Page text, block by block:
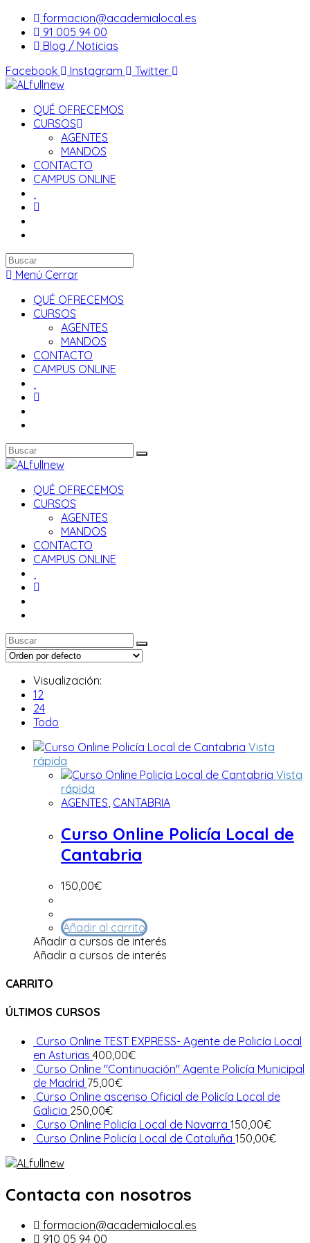
Saltar
contenido
formacion@academialocal.es
91 005 94 00
Blog / Noticias
Facebook
Instagram Twitter
QUÉ OFRECEMOS
CURSOS
AGENTES
MANDOS
CONTACTO
CAMPUS ONLINE
Buscar
en
web
Menú Cerrar
QUÉ OFRECEMOS
CURSOS
AGENTES
MANDOS
CONTACTO
CAMPUS ONLINE
QUÉ OFRECEMOS
CURSOS
AGENTES
MANDOS
CONTACTO
CAMPUS ONLINE
Visualización:
12
24
Todo
Vista
rápida
Vista
rápida
AGENTES, CANTABRIA
Curso Online Policía Local de
Cantabria
150,00€
Añadir al carrito
Añadir a cursos de interés
Añadir a cursos de interés
CARRITO
ÚLTIMOS CURSOS
Curso Online TEST EXPRESS- Agente de Policía Local
en Asturias 400,00€
Curso Online "Continuación" Agente Policía Municipal
de Madrid 75,00€
Curso Online ascenso Oficial de Policía Local de
Galicia 250,00€
Curso Online Policía Local de Navarra 150,00€
Curso Online Policía Local de Cataluña 150,00€
Contacta con nosotros
formacion@academialocal.es
910 05 94 00